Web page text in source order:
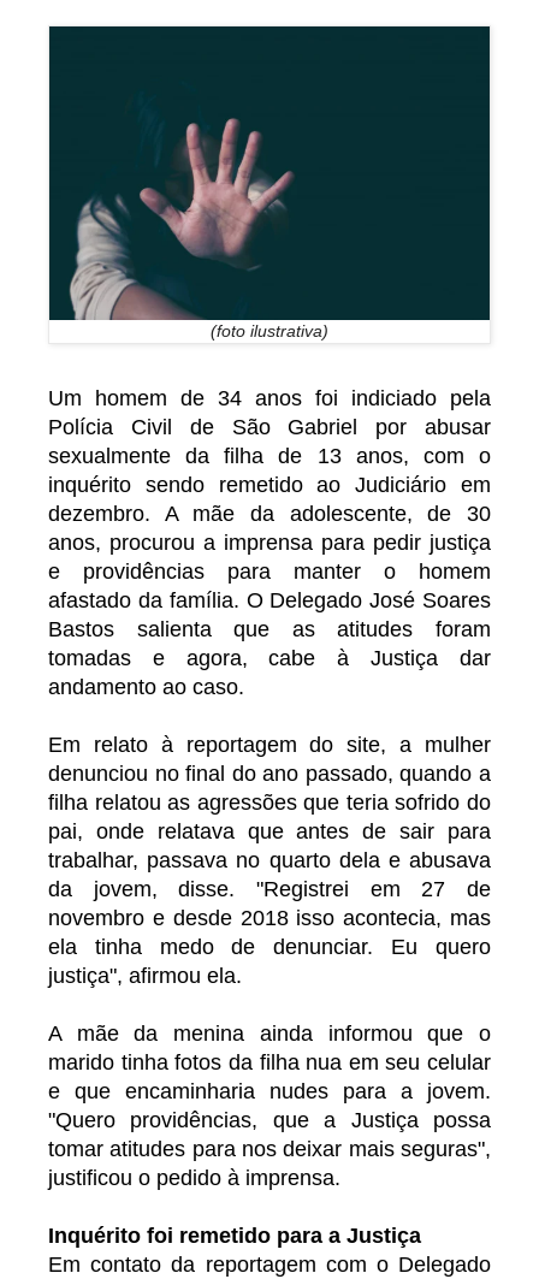
(foto ilustrativa)
Um homem de 34 anos foi indiciado pela
Polícia Civil de São Gabriel por abusar
sexualmente da filha de 13 anos, com o
inquérito sendo remetido ao Judiciário em
dezembro. A mãe da adolescente, de 30
anos, procurou a imprensa para pedir justiça
e providências para manter o homem
afastado da família. O Delegado José Soares
Bastos salienta que as atitudes foram
tomadas e agora, cabe à Justiça dar
andamento ao caso.
Em relato à reportagem do site, a mulher
denunciou no final do ano passado, quando a
filha relatou as agressões que teria sofrido do
pai, onde relatava que antes de sair para
trabalhar, passava no quarto dela e abusava
da jovem, disse. "Registrei em 27 de
novembro e desde 2018 isso acontecia, mas
ela tinha medo de denunciar. Eu quero
justiça", afirmou ela.
A mãe da menina ainda informou que o
marido tinha fotos da filha nua em seu celular
e que encaminharia nudes para a jovem.
"Quero providências, que a Justiça possa
tomar atitudes para nos deixar mais seguras",
justificou o pedido à imprensa.
Inquérito foi remetido para a Justiça
Em contato da reportagem com o Delegado